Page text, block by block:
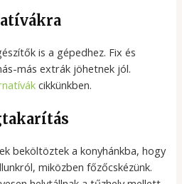
is a gépedhez. Fix és
más extrák jöhetnek jól.
cikkünkben.
beköltöztek a konyhánkba, hogy
miközben főzőcskézünk.